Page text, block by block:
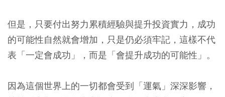
但是，只要付出努力累積經驗與提升投資實力，成功
的可能性自然就會增加，只是仍必須牢記，這樣不代
表「一定會成功」，而是「會提升成功的可能性」。
因為這個世界上的一切都會受到「運氣」深深影響，